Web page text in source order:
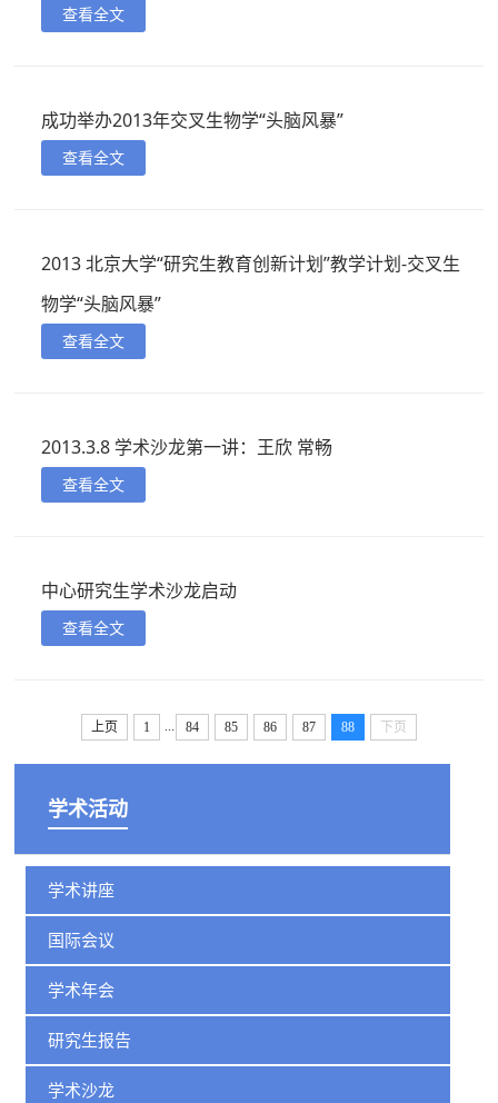
查看全文
成功举办2013年交叉生物学“头脑风暴”
查看全文
2013 北京大学“研究生教育创新计划”教学计划-交叉生
物学“头脑风暴”
查看全文
2013.3.8 学术沙龙第一讲：王欣 常畅
查看全文
中心研究生学术沙龙启动
查看全文
上页 1 ... 84 85 86 87 88 下页
学术活动
学术讲座
国际会议
学术年会
研究生报告
学术沙龙